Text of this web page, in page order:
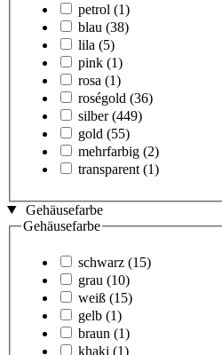
petrol (1)
blau (38)
lila (5)
pink (1)
rosa (1)
roségold (36)
silber (449)
gold (55)
mehrfarbig (2)
transparent (1)
Gehäusefarbe
Gehäusefarbe
schwarz (15)
grau (10)
weiß (15)
gelb (1)
braun (1)
khaki (1)